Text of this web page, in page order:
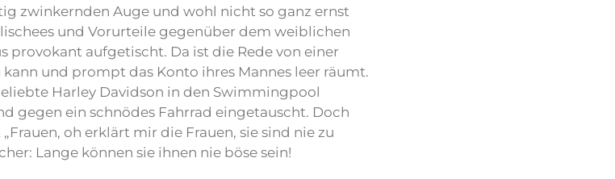
zwinkernden Auge und wohl nicht so ganz ernst
und Vorurteile gegenüber dem weiblichen
provokant aufgetischt. Da ist die Rede von einer
und prompt das Konto ihres Mannes leer räumt.
Harley Davidson in den Swimmingpool
gegen ein schnödes Fahrrad eingetauscht. Doch
oh erklärt mir die Frauen, sie sind nie zu
Lange können sie ihnen nie böse sein!